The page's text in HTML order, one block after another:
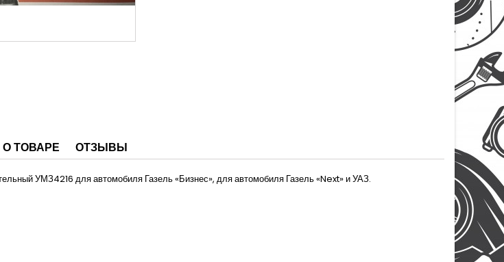
ТОВАРЕ ОТЗЫВЫ
УМЗ4216 для автомобиля Газель «Бизнес», для автомобиля Газель «Next» и УАЗ.